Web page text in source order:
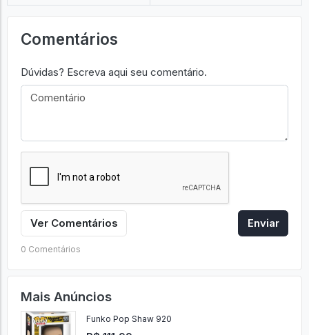
Comentários
Dúvidas? Escreva aqui seu comentário.
Ver Comentários Enviar
0 Comentários
Mais Anúncios
Funko Pop Shaw 920